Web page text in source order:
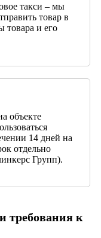
такси – мы
товар в
товара и его
объекте
14 дней на
отдельно
Групп).
требования к